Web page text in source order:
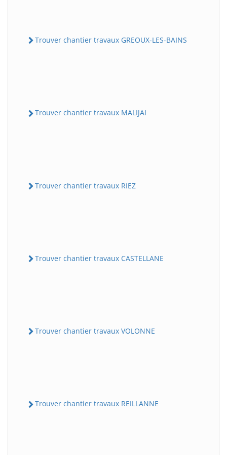
Trouver chantier travaux GREOUX-LES-BAINS
Trouver chantier travaux MALIJAI
Trouver chantier travaux RIEZ
Trouver chantier travaux CASTELLANE
Trouver chantier travaux VOLONNE
Trouver chantier travaux REILLANNE